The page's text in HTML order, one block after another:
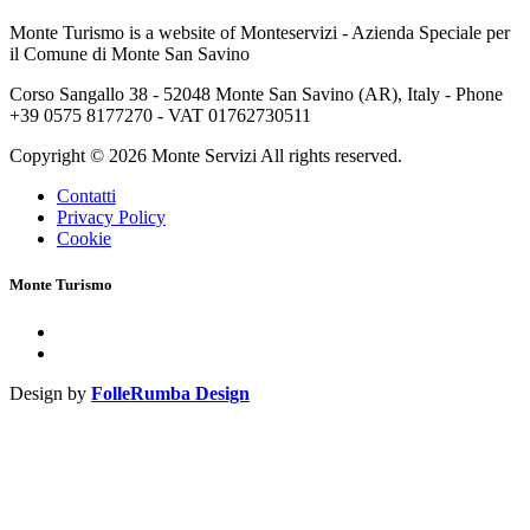
Monte Turismo is a website of Monteservizi - Azienda Speciale per
il Comune di Monte San Savino
Corso Sangallo 38 - 52048 Monte San Savino (AR), Italy - Phone
+39 0575 8177270 - VAT 01762730511
Copyright © 2026 Monte Servizi All rights reserved.
Contatti
Privacy Policy
Cookie
Monte Turismo
Design by FolleRumba Design